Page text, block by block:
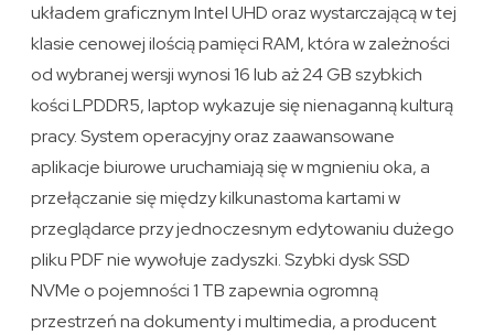
układem graficznym Intel UHD oraz wystarczającą w tej
klasie cenowej ilością pamięci RAM, która w zależności
od wybranej wersji wynosi 16 lub aż 24 GB szybkich
kości LPDDR5, laptop wykazuje się nienaganną kulturą
pracy. System operacyjny oraz zaawansowane
aplikacje biurowe uruchamiają się w mgnieniu oka, a
przełączanie się między kilkunastoma kartami w
przeglądarce przy jednoczesnym edytowaniu dużego
pliku PDF nie wywołuje zadyszki. Szybki dysk SSD
NVMe o pojemności 1 TB zapewnia ogromną
przestrzeń na dokumenty i multimedia, a producent